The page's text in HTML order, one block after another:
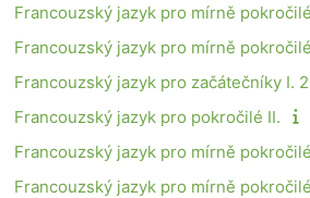
Francouzský jazyk pro mírně
Francouzský jazyk pro mírně
Francouzský jazyk pro začátečníky I.
Francouzský jazyk pro pokročilé II.
Francouzský jazyk pro mírně
Francouzský jazyk pro mírně